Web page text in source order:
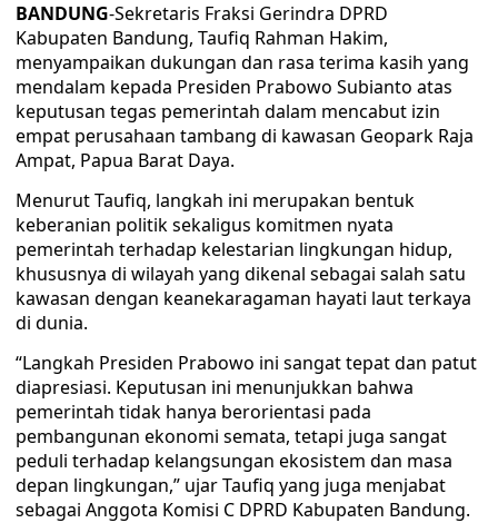
BANDUNG-Sekretaris Fraksi Gerindra DPRD
Kabupaten Bandung, Taufiq Rahman Hakim,
menyampaikan dukungan dan rasa terima kasih yang
mendalam kepada Presiden Prabowo Subianto atas
keputusan tegas pemerintah dalam mencabut izin
empat perusahaan tambang di kawasan Geopark Raja
Ampat, Papua Barat Daya.
Menurut Taufiq, langkah ini merupakan bentuk
keberanian politik sekaligus komitmen nyata
pemerintah terhadap kelestarian lingkungan hidup,
khususnya di wilayah yang dikenal sebagai salah satu
kawasan dengan keanekaragaman hayati laut terkaya
di dunia.
“Langkah Presiden Prabowo ini sangat tepat dan patut
diapresiasi. Keputusan ini menunjukkan bahwa
pemerintah tidak hanya berorientasi pada
pembangunan ekonomi semata, tetapi juga sangat
peduli terhadap kelangsungan ekosistem dan masa
depan lingkungan,” ujar Taufiq yang juga menjabat
sebagai Anggota Komisi C DPRD Kabupaten Bandung.